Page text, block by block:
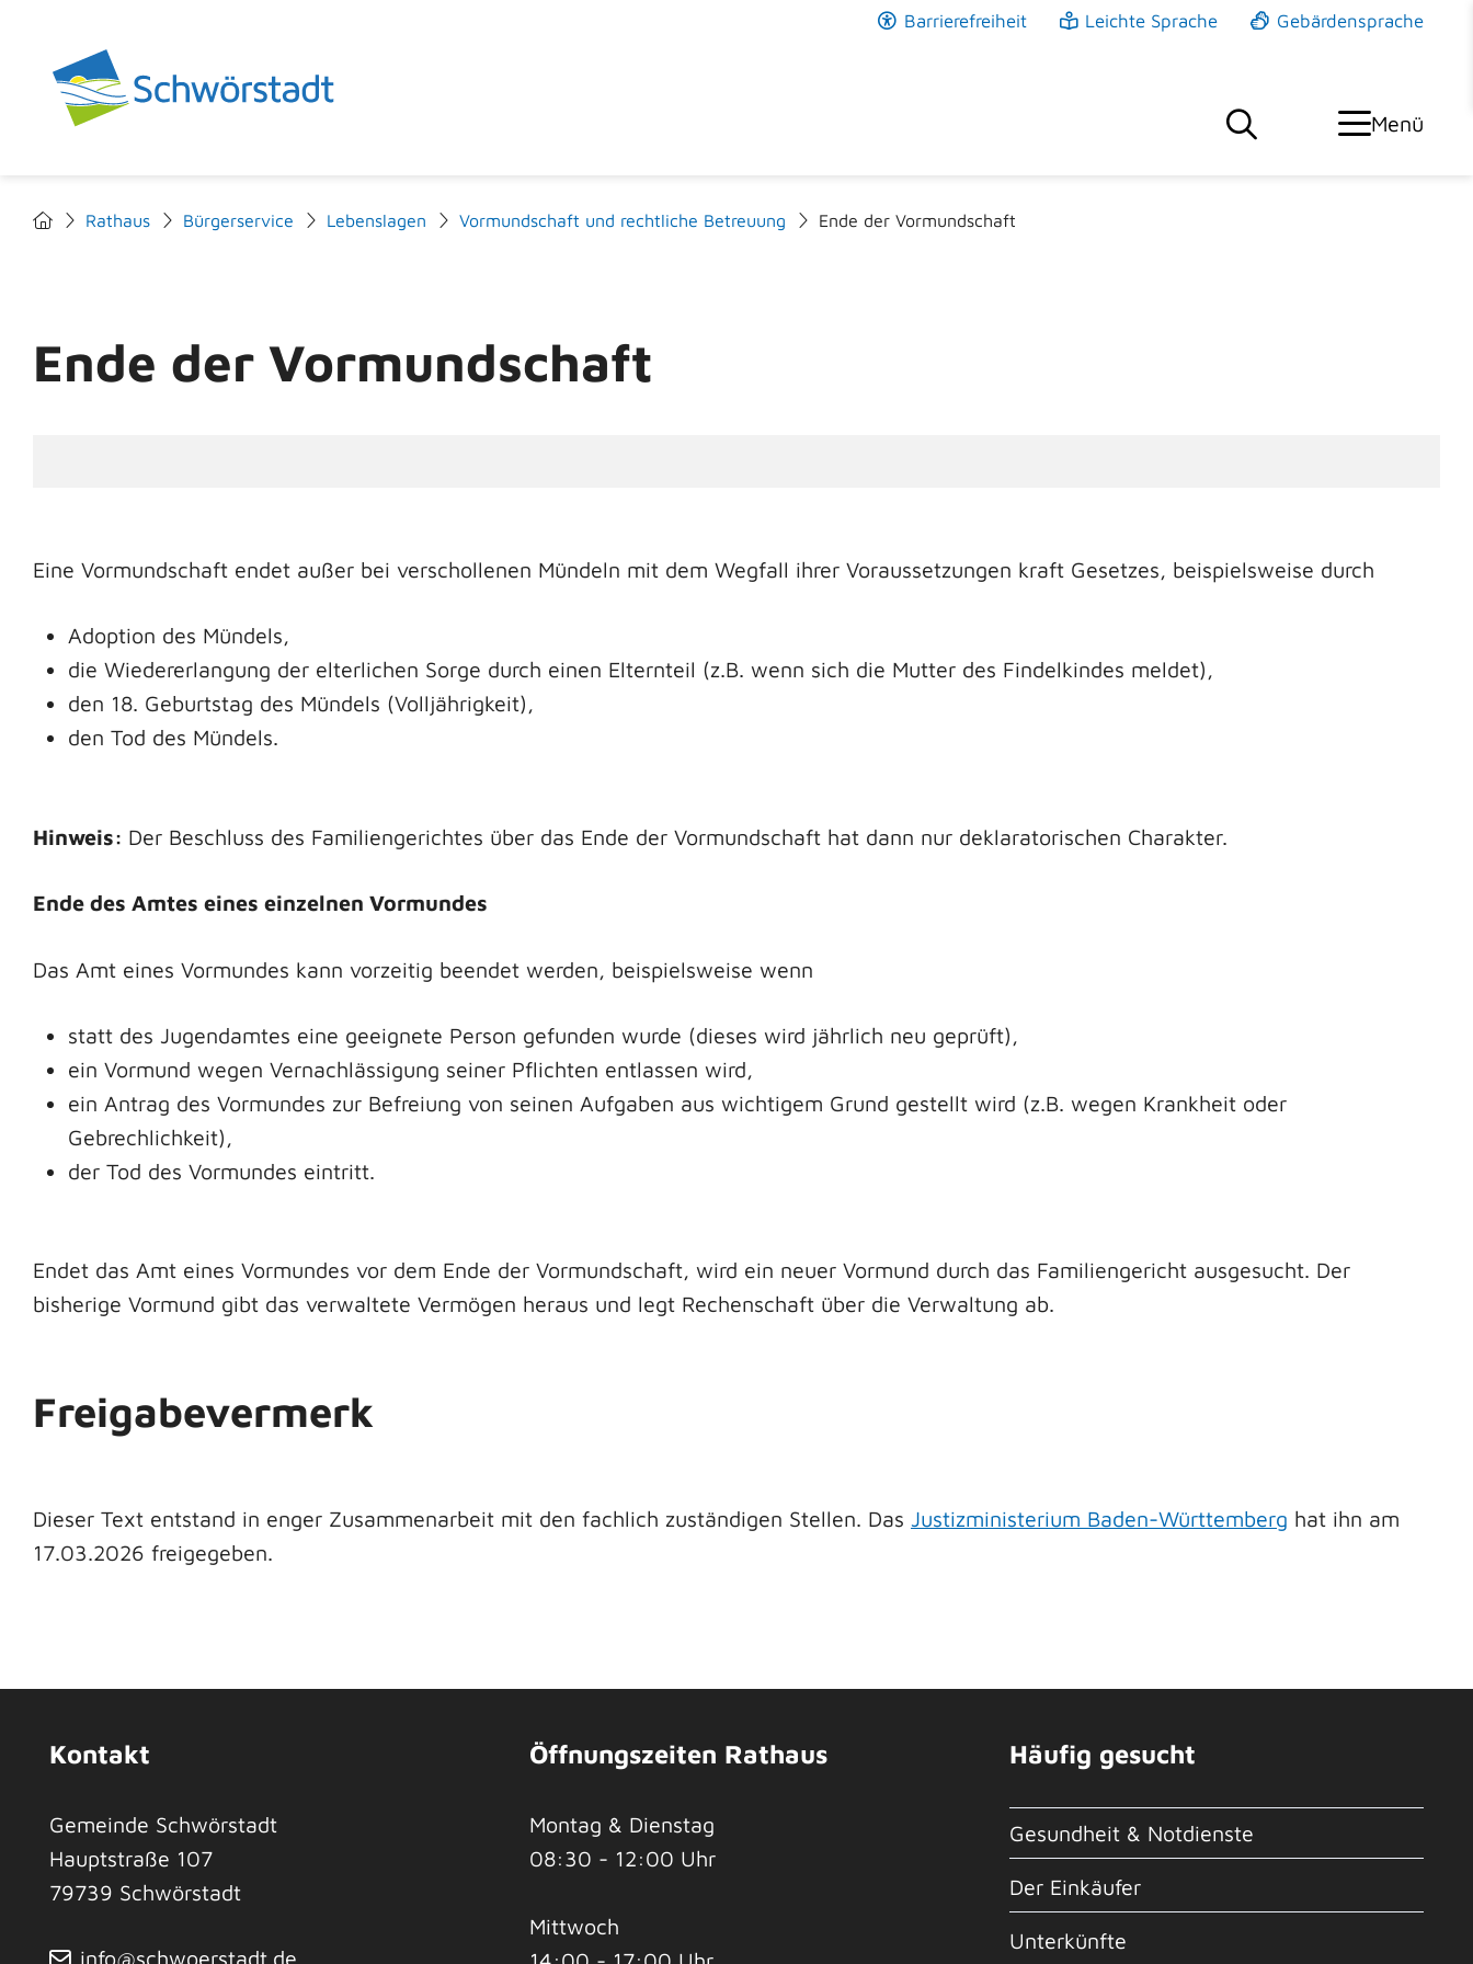
Barrierefreiheit Leichte Sprache Gebärdensprache
Menü
Rathaus Bürgerservice Lebenslagen Vormundschaft und rechtliche Betreuung Ende der Vormundschaft
Ende der Vormundschaft
Eine Vormundschaft endet außer bei verschollenen Mündeln mit dem Wegfall ihrer Voraussetzungen kraft Gesetzes, beispielsweise durch
Adoption des Mündels,
die Wiedererlangung der elterlichen Sorge durch einen Elternteil (z.B. wenn sich die Mutter des Findelkindes meldet),
den 18. Geburtstag des Mündels (Volljährigkeit),
den Tod des Mündels.
Hinweis: Der Beschluss des Familiengerichtes über das Ende der Vormundschaft hat dann nur deklaratorischen Charakter.
Ende des Amtes eines einzelnen Vormundes
Das Amt eines Vormundes kann vorzeitig beendet werden, beispielsweise wenn
statt des Jugendamtes eine geeignete Person gefunden wurde (dieses wird jährlich neu geprüft),
ein Vormund wegen Vernachlässigung seiner Pflichten entlassen wird,
ein Antrag des Vormundes zur Befreiung von seinen Aufgaben aus wichtigem Grund gestellt wird (z.B. wegen Krankheit oder
Gebrechlichkeit),
der Tod des Vormundes eintritt.
Endet das Amt eines Vormundes vor dem Ende der Vormundschaft, wird ein neuer Vormund durch das Familiengericht ausgesucht. Der
bisherige Vormund gibt das verwaltete Vermögen heraus und legt Rechenschaft über die Verwaltung ab.
Freigabevermerk
Dieser Text entstand in enger Zusammenarbeit mit den fachlich zuständigen Stellen. Das Justizministerium Baden-Württemberg hat ihn am
17.03.2026 freigegeben.
Kontakt
Gemeinde Schwörstadt
Hauptstraße 107
79739 Schwörstadt
info@schwoerstadt.de
Öffnungszeiten Rathaus
Montag & Dienstag
08:30 - 12:00 Uhr
Mittwoch
Häufig gesucht
Gesundheit & Notdienste
Der Einkäufer
Unterkünfte